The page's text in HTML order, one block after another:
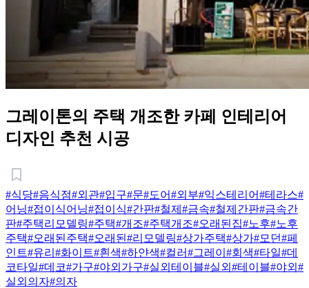
그레이톤의 주택 개조한 카페 인테리어
디자인 추천 시공
#식당#음식점#외관#입구#문#도어#외부#익스테리어#테라스#
어닝#접이식어닝#접이식#간판#철제 #금속#철제간판#금속간
판#주택리모델링#주택#개조#주택개조#오래된집#노후#노후
주택#오래된주택#오래된 #리모델링#상가주택#상가#모던#페
인트#유리 #화이트#흰색#하얀색#컬러#그레이 #회색#타일#데
코타일#데코#가구#야외가구#실외테이블#실외 #테이블#야외 #
실외의자#의자